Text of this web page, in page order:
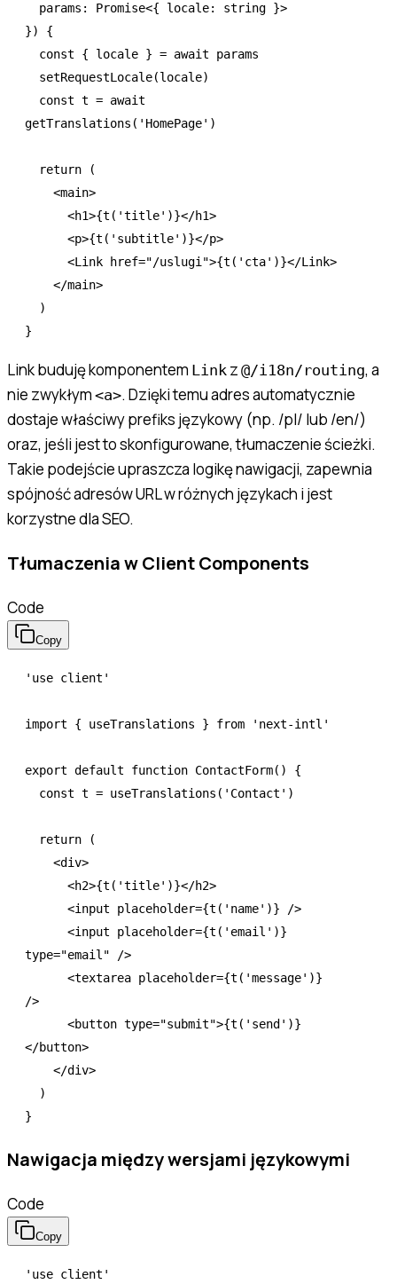
  params
: Promise<{ locale: string }>
}) {
  const
{ locale } = await params
  setRequestLocale
(locale)
  const
t = await
getTranslations ( 'HomePage' )
  return
(
    <
main>
      <
h1>{t ( 'title' )}</h1>
      <
p>{t ( 'subtitle' )}</p>
      <
Link href="/uslugi">{t ( 'cta' )}</Link>
    </
main>
  )
}
Link buduję komponentem Link z @/i18n/routing, a
nie zwykłym <a>. Dzięki temu adres automatycznie
dostaje właściwy prefiks językowy (np. /pl/ lub /en/)
oraz, jeśli jest to skonfigurowane, tłumaczenie ścieżki.
Takie podejście upraszcza logikę nawigacji, zapewnia
spójność adresów URL w różnych językach i jest
korzystne dla SEO.
Tłumaczenia w Client Components
Code
Copy
'use client'
import { useTranslations } from 'next-intl'
export default function ContactForm() {
  const
t = useTranslations ( 'Contact' )
  return
(
    <
div>
      <
h2>{t ( 'title' )}</h2>
      <
input placeholder={t ( 'name' )} />
      <
input placeholder={t ( 'email'
type="email" />
      <
textarea placeholder={t ( 'message' )}
/>
      <
button type="submit">{t ( 'send' )}
</button>
    </
div>
  )
}
Nawigacja między wersjami językowymi
Code
Copy
'use client'